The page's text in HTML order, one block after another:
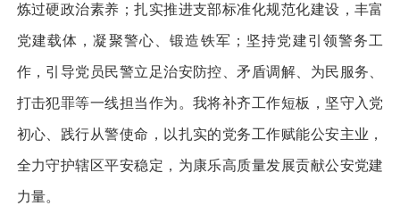
炼过硬政治素养；扎实推进支部标准化规范化建设，丰富
党建载体，凝聚警心、锻造铁军；坚持党建引领警务工
作，引导党员民警立足治安防控、矛盾调解、为民服务、
打击犯罪等一线担当作为。我将补齐工作短板，坚守入党
初心、践行从警使命，以扎实的党务工作赋能公安主业，
全力守护辖区平安稳定，为康乐高质量发展贡献公安党建
力量。